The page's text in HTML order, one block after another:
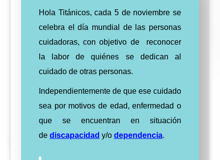
Hola Titánicos, cada 5 de noviembre se
celebra el día mundial de las personas
cuidadoras, con objetivo de reconocer
la labor de quiénes se dedican al
cuidado de otras personas.
Independientemente de que ese cuidado
sea por motivos de edad, enfermedad o
que se encuentran en situación
de discapacidad y/o dependencia.